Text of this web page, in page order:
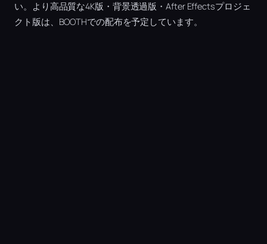
い。より高品質な4K版・背景透過版・After Effectsプロジェ
クト版は、BOOTHでの配布を予定しています。